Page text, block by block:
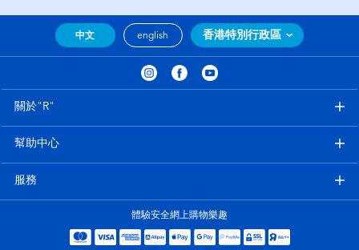
中文 english 香港特別行政區
關於"R"
幫助中心
服務
體驗安全網上購物樂趣